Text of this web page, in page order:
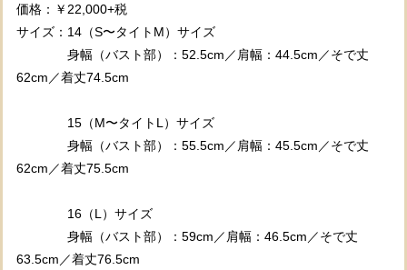
価格：￥22,000+税
サイズ：14（S〜タイトM）サイズ
身幅（バスト部）：52.5cm／肩幅：44.5cm／そで丈
62cm／着丈74.5cm
15（M〜タイトL）サイズ
身幅（バスト部）：55.5cm／肩幅：45.5cm／そで丈
62cm／着丈75.5cm
16（L）サイズ
身幅（バスト部）：59cm／肩幅：46.5cm／そで丈
63.5cm／着丈76.5cm